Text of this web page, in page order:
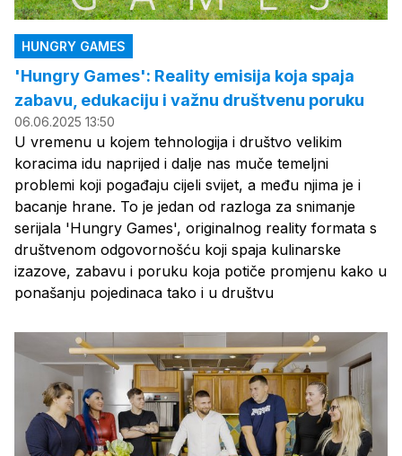
HUNGRY GAMES
'Hungry Games': Reality emisija koja spaja
zabavu, edukaciju i važnu društvenu poruku
06.06.2025 13:50
U vremenu u kojem tehnologija i društvo velikim
koracima idu naprijed i dalje nas muče temeljni
problemi koji pogađaju cijeli svijet, a među njima je i
bacanje hrane. To je jedan od razloga za snimanje
serijala 'Hungry Games', originalnog reality formata s
društvenom odgovornošću koji spaja kulinarske
izazove, zabavu i poruku koja potiče promjenu kako u
ponašanju pojedinaca tako i u društvu